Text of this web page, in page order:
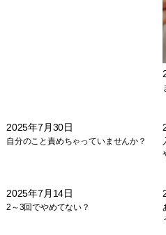
2025年7月30日
自分のこと責めちゃっていませんか？
2025年7月14日
2～3回でやめてない？